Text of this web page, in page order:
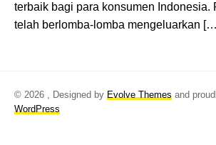
terbaik bagi para konsumen Indonesia.
telah berlomba-lomba mengeluarkan
© 2026 , Designed by Evolve Themes and
WordPress